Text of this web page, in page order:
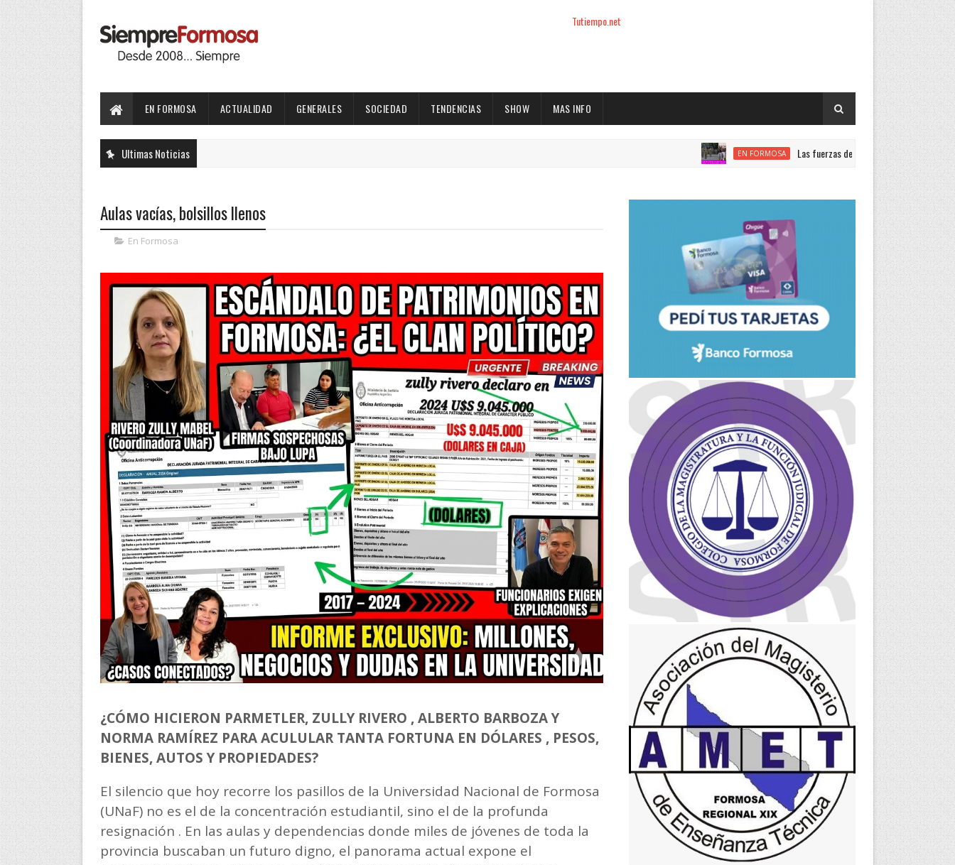
Tutiempo.net
EN FORMOSA ACTUALIDAD GENERALES SOCIEDAD TENDENCIAS SHOW MAS INFO
Ultimas Noticias EN FORMOSA Las fuerzas de seguridad nacional encabezan el
Aulas vacías, bolsillos llenos
En Formosa
¿CÓMO HICIERON PARMETLER, ZULLY RIVERO , ALBERTO BARBOZA Y
NORMA RAMÍREZ PARA ACULULAR TANTA FORTUNA EN DÓLARES , PESOS,
BIENES, AUTOS Y PROPIEDADES?
El silencio que hoy recorre los pasillos de la Universidad Nacional de Formosa
(UNaF) no es el de la concentración estudiantil, sino el de la profunda
resignación . En las aulas y dependencias donde miles de jóvenes de toda la
provincia buscaban un futuro digno, el panorama actual expone el